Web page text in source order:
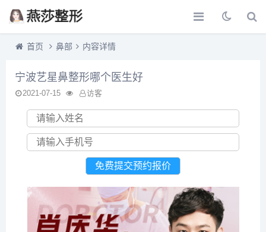
首页 鼻部 内容详情
宁波艺星鼻整形哪个医生好
2021-07-15 访客